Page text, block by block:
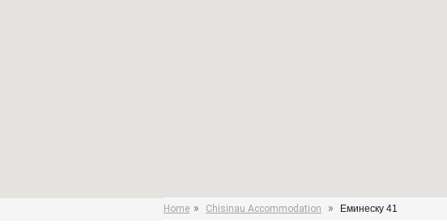
Home » Chisinau Accommodation » Еминеску 41